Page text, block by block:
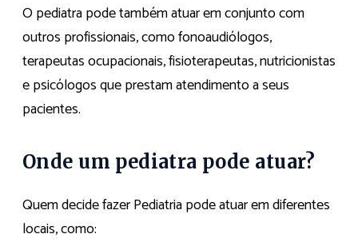
O pediatra pode também atuar em conjunto com
outros profissionais, como fonoaudiólogos,
terapeutas ocupacionais, fisioterapeutas, nutricionistas
e psicólogos que prestam atendimento a seus
pacientes.
Onde um pediatra pode atuar?
Quem decide fazer Pediatria pode atuar em diferentes
locais, como: